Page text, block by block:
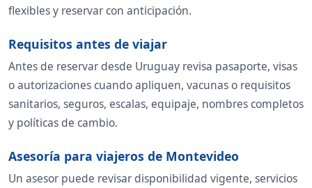
flexibles y reservar con anticipación.
Requisitos antes de viajar
Antes de reservar desde Uruguay revisa pasaporte, visas
o autorizaciones cuando apliquen, vacunas o requisitos
sanitarios, seguros, escalas, equipaje, nombres completos
y políticas de cambio.
Asesoría para viajeros de Montevideo
Un asesor puede revisar disponibilidad vigente, servicios